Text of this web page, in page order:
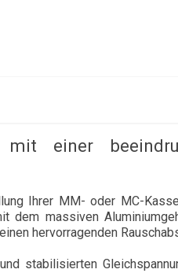
mit einer
Ihrer MM- oder MC-
massiven
hervorragenden
stabilisierten